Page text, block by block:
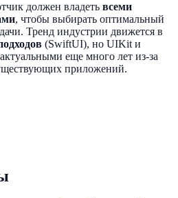
должен владеть всеми
, чтобы выбирать оптимальный
Тренд индустрии движется в
(SwiftUI), но UIKit и
еще много лет из-за
приложений.